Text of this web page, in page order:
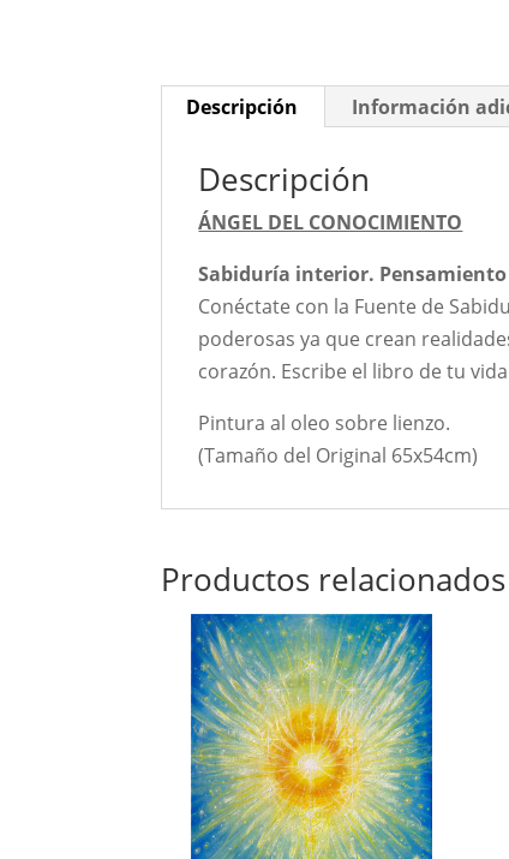
Descripción Información
Descripción
ÁNGEL DEL CONOCIMIENTO
Sabiduría interior.
Conéctate con la Fuente de
poderosas ya que crean
corazón. Escribe el libro de tu
Pintura al oleo sobre lienzo.
(Tamaño del Original 65x54cm)
Productos relacionados